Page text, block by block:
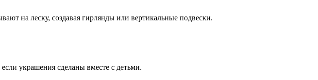
на леску, создавая гирлянды или вертикальные подвески.
украшения сделаны вместе с детьми.